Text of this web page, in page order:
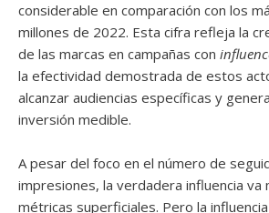
considerable en comparación con los
millones de 2022. Esta cifra refleja la
de las marcas en campañas con
la efectividad demostrada de estos
alcanzar audiencias específicas y
inversión medible.
A pesar del foco en el número de
impresiones, la verdadera influencia va
métricas superficiales. Pero la